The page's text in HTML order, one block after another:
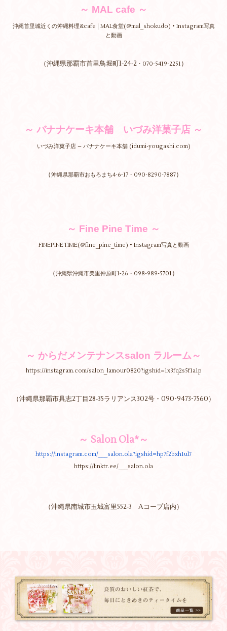
～ MAL cafe ～
沖縄首里城近くの沖縄料理&cafe | MAL食堂(@mal_shokudo) • Instagram写真
と動画
（沖縄県那覇市首里鳥堀町1‐24‐2・070-5419-2251 ）
～ バナナケーキ本舗 いづみ洋菓子店 ～
いづみ洋菓子店 – バナナケーキ本舗 (idumi-yougashi.com)
（沖縄県那覇市おもろまち4-6‐17・090-8290-7887）
～ Fine Pine Time ～
FINEPINETIME(@fine_pine_time) • Instagram写真と動画
（沖縄県沖縄市美里仲原町1‐26・098-989-5701 ）
～ からだメンテナンスsalon ラルーム～
https://instagram.com/salon_lamour0820?igshid=1x3fq2s5f1a1p
（沖縄県那覇市具志2丁目28‐35ラリアンス302号・090-9473-7560）
～ Salon Ola*～
https://instagram.com/___ salon.ola?igshid=hp7f2bxh1ul7
https://linktr.ee/___salon.ola
（沖縄県南城市玉城富里552‐3 Aコープ店内）